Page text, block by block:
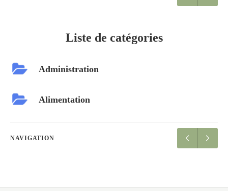
Liste de catégories
Administration
Alimentation
NAVIGATION